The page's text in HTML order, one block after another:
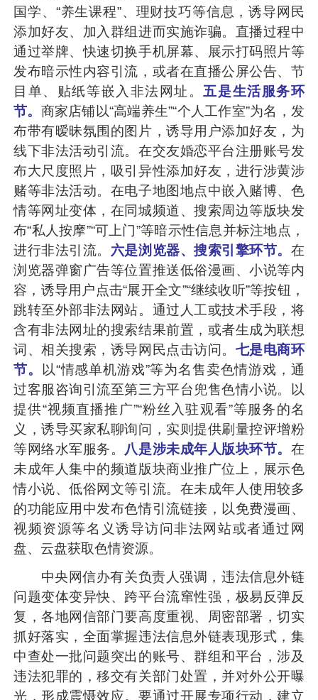
国学、“养生课程”、理财技巧等信息，诱导网民
添加好友、加入群组进而实施诈骗。直播过程中
通过举牌、快速切换手机屏幕、展示打码照片等
发布暗示性内容引流，或者在直播公屏公告、节
目单、贴纸等嵌入非法网址。 五是生活服务环
节。 商家店铺以“高端养生”“个人工作室”为名，发
布带有暧昧氛围的图片，诱导用户添加好友，为
线下非法活动引流。在交友婚恋平台注册账号发
布大尺度照片，吸引异性添加好友，进行涉黄涉
赌等非法活动。在电子地图地点中嵌入赌博、色
情等网址变体，在同城频道、搜索周边等版块发
布“私人按摩”“可上门”等暗示性信息并标注地点，
进行非法引流。 六是浏览器、搜索引擎环节。 在
浏览器弹窗广告等位置推送低俗漫画、小说等内
容，诱导用户点击“展开全文”“继续收听”等按钮，
跳转至外部非法网站。通过人工或技术手段，将
含有非法网址的搜索结果前置，或者生成为联想
词、相关搜索，诱导网民点击访问。 七是电商环
节。
以“情感单机游戏”等为名售卖色情游戏，通
过客服咨询引流至第三方平台兜售色情小说。以
提供“视频直播推广”“粉丝入驻观看”等服务的名
义，诱导买家私聊询问，实则提供刷量控评增粉
等网络水军服务。
八是涉未成年人版块环节。 在
未成年人集中的频道版块商业推广位上，展示色
情小说、低俗网文等引流。在未成年人使用较多
的功能应用中发布色情引流链接，以免费漫画、
视频资源等名义诱导访问非法网站或者通过网
盘、云盘获取色情资源。
中央网信办有关负责人强调，违法信息外链
问题变体变异快、跨平台流窜性强，极易反弹反
复，各地网信部门要高度重视、周密部署，切实
抓好落实，全面掌握违法信息外链表现形式，集
中查处一批问题突出的账号、群组和平台，涉及
违法犯罪的，移交有关部门处置，并对外公开曝
光，形成震慑效应。要通过开展专项行动，建立